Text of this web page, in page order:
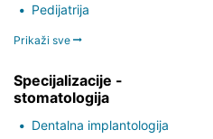
Pedijatrija
Prikaži sve
Specijalizacije -
stomatologija
Dentalna implantologija